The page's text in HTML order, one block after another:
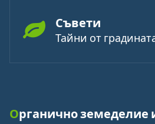
Съвети
Тайни от
Органично земеделие